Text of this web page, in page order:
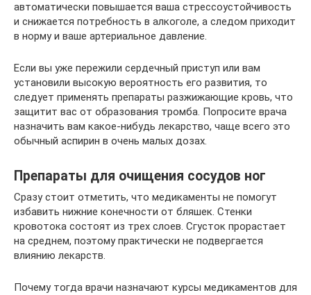
автоматически повышается ваша стрессоустойчивость
и снижается потребность в алкоголе, а следом приходит
в норму и ваше артериальное давление.
Если вы уже пережили сердечный приступ или вам
установили высокую вероятность его развития, то
следует применять препараты разжижающие кровь, что
защитит вас от образования тромба. Попросите врача
назначить вам какое-нибудь лекарство, чаще всего это
обычный аспирин в очень малых дозах.
Препараты для очищения сосудов ног
Сразу стоит отметить, что медикаменты не помогут
избавить нижние конечности от бляшек. Стенки
кровотока состоят из трех слоев. Сгусток прорастает
на среднем, поэтому практически не подвергается
влиянию лекарств.
Почему тогда врачи назначают курсы медикаментов для